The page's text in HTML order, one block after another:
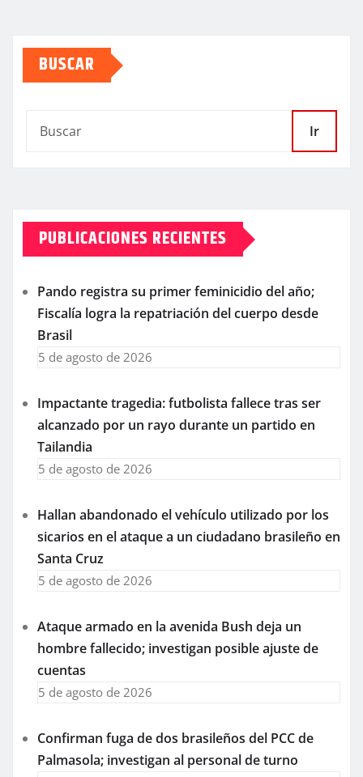
BUSCAR
Ir
PUBLICACIONES RECIENTES
Pando registra su primer feminicidio del año;
Fiscalía logra la repatriación del cuerpo desde
Brasil
5 de agosto de 2026
Impactante tragedia: futbolista fallece tras ser
alcanzado por un rayo durante un partido en
Tailandia
5 de agosto de 2026
Hallan abandonado el vehículo utilizado por los
sicarios en el ataque a un ciudadano brasileño en
Santa Cruz
5 de agosto de 2026
Ataque armado en la avenida Bush deja un
hombre fallecido; investigan posible ajuste de
cuentas
5 de agosto de 2026
Confirman fuga de dos brasileños del PCC de
Palmasola; investigan al personal de turno